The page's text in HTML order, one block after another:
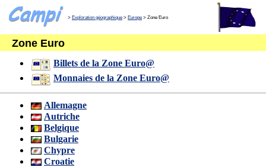
> Exploration géographique > Europe > Zone Euro
Zone Euro
Billets de la Zone Euro@
Monnaies de la Zone Euro@
Allemagne
Autriche
Belgique
Bulgarie
Chypre
Croatie